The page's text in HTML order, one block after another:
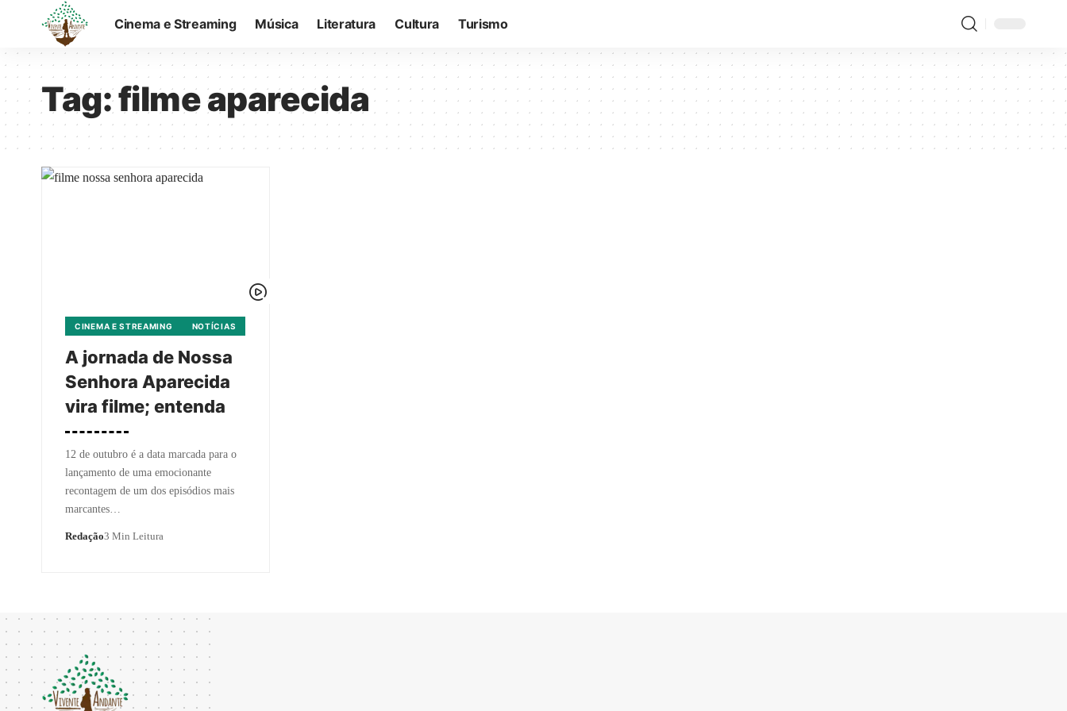
Cinema e Streaming Música Literatura Cultura Turismo
Tag:filme aparecida
CINEMA E STREAMING NOTÍCIAS
A jornada de Nossa
Senhora Aparecida
vira filme; entenda
12 de outubro é a data marcada para o
lançamento de uma emocionante
recontagem de um dos episódios mais
marcantes…
Redação3 Min Leitura